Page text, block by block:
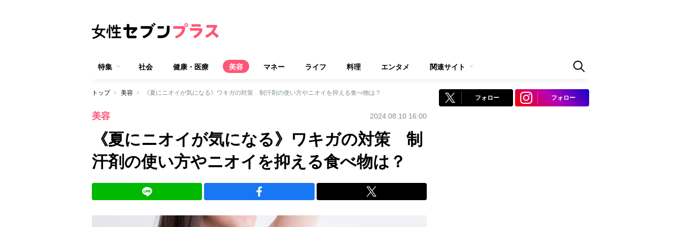
特集 社会 健康・医療 美容 マネー ライフ 料理 エンタメ 関連サイト
トップ 美容 《夏にニオイが気になる》ワキガの対策 制汗剤の使い方やニオイを抑える食べ物は？
美容 2024.08.10 16:00
《夏にニオイが気になる》ワキガの対策 制
汗剤の使い方やニオイを抑える食べ物は？
フォロー フォロー